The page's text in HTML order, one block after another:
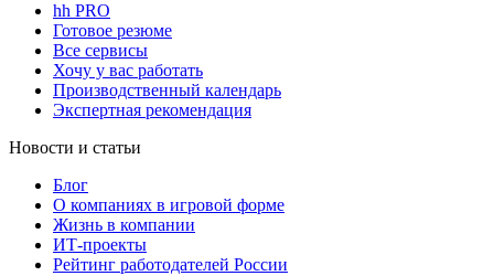
hh PRO
Готовое резюме
Все сервисы
Хочу у вас работать
Производственный календарь
Экспертная рекомендация
Новости и статьи
Блог
О компаниях в игровой форме
Жизнь в компании
ИТ-проекты
Рейтинг работодателей России